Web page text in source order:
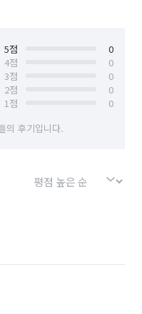
5점
0
4점
0
3점
0
2점
0
1점
0
의 후기입니다.